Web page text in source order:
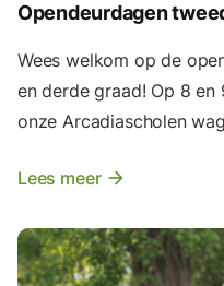
Opendeurdagen
Wees welkom op de
en derde graad! Op 8
onze Arcadiascholen
Lees meer arrow_forward